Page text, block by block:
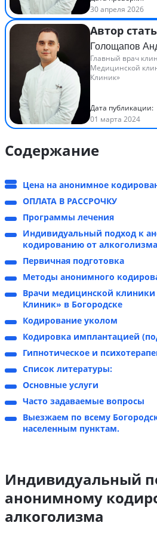
30 апреля 2026
Автор
Голощапов
Главный врач
Медицинской
Клиник»
Дата публикации:
01 марта 2024
Содержание
Цена на анонимное
ОПЛАТА В РАССРОЧКУ
Программы лечения
Индивидуальный подход к
кодированию от алкоголизма
Первичная подготовка
Методы анонимного
Врачи медицинской клиники
Клиник» в Богородске
Кодирование уколом
Кодировка имплантацией
Гипнотическое и
Список литературы:
Основные услуги
Часто задаваемые вопросы
Выезжаем по всему
населенным пунктам.
Индивидуальный
анонимному
алкоголизма